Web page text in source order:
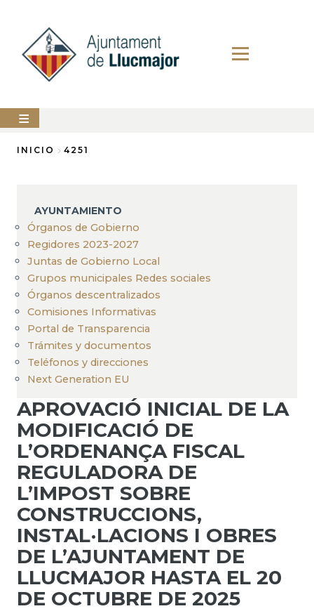
contenido
principal
AYUNTAMIENTO
SERVICIOS
MUNICIPALES
PERFIL
DEL
CONTRATANTE
ANUNCIOS
de
ayuda
a
la
navegación
INICIO 4251
AYUNTAMIENTO
Órganos de Gobierno
Regidores 2023-2027
Juntas de Gobierno Local
Grupos municipales Redes sociales
Órganos descentralizados
Comisiones Informativas
Portal de Transparencia
Trámites y documentos
Teléfonos y direcciones
Next Generation EU
APROVACIÓ INICIAL DE LA
MODIFICACIÓ DE
L’ORDENANÇA FISCAL
REGULADORA DE
L’IMPOST SOBRE
CONSTRUCCIONS,
INSTAL·LACIONS I OBRES
DE L’AJUNTAMENT DE
LLUCMAJOR HASTA EL 20
DE OCTUBRE DE 2025